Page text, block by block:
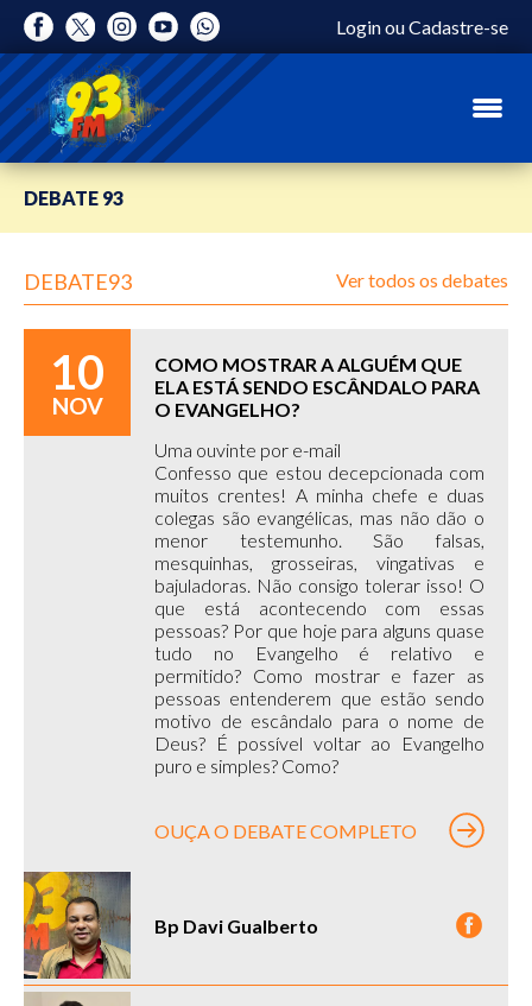
LoginouCadastre-se
DEBATE 93
DEBATE93 Ver todos os debates
10
NOV
COMO MOSTRAR A ALGUÉM QUE
ELA ESTÁ SENDO ESCÂNDALO PARA
O EVANGELHO?
Uma ouvinte por e-mail
Confesso que estou decepcionada com
muitos crentes! A minha chefe e duas
colegas são evangélicas, mas não dão o
menor testemunho. São falsas,
mesquinhas, grosseiras, vingativas e
bajuladoras. Não consigo tolerar isso! O
que está acontecendo com essas
pessoas? Por que hoje para alguns quase
tudo no Evangelho é relativo e
permitido? Como mostrar e fazer as
pessoas entenderem que estão sendo
motivo de escândalo para o nome de
Deus? É possível voltar ao Evangelho
puro e simples? Como?
OUÇA O DEBATE COMPLETO
Bp Davi Gualberto